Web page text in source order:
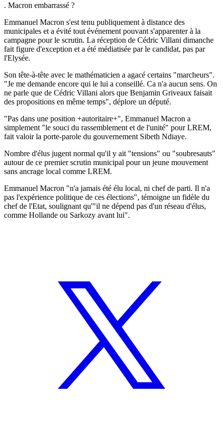
. Macron embarrassé ?
Emmanuel Macron s'est tenu publiquement à distance des
municipales et a évité tout événement pouvant s'apparenter à la
campagne pour le scrutin. La réception de Cédric Villani dimanche
fait figure d'exception et a été médiatisée par le candidat, pas par
l'Elysée.
Son tête-à-tête avec le mathématicien a agacé certains "marcheurs".
"Je me demande encore qui le lui a conseillé. Ca n'a aucun sens. On
ne parle que de Cédric Villani alors que Benjamin Griveaux faisait
des propositions en même temps", déplore un député.
"Pas dans une position +autoritaire+", Emmanuel Macron a
simplement "le souci du rassemblement et de l'unité" pour LREM,
fait valoir la porte-parole du gouvernement Sibeth Ndiaye.
Nombre d'élus jugent normal qu'il y ait "tensions" ou "soubresauts"
autour de ce premier scrutin municipal pour un jeune mouvement
sans ancrage local comme LREM.
Emmanuel Macron "n'a jamais été élu local, ni chef de parti. Il n'a
pas l'expérience politique de ces élections", témoigne un fidèle du
chef de l'Etat, soulignant qu'"il ne dépend pas d'un réseau d'élus,
comme Hollande ou Sarkozy avant lui".